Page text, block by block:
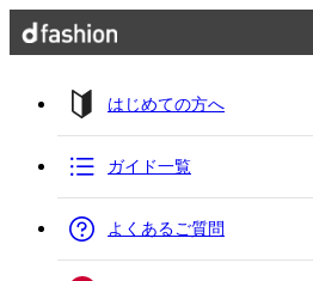
はじめての方へ
ガイド一覧
よくあるご質問